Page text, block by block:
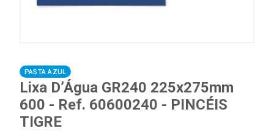
PASTA AZUL
Lixa D’Água GR240 225x275mm
600 - Ref. 60600240 - PINCÉIS
TIGRE